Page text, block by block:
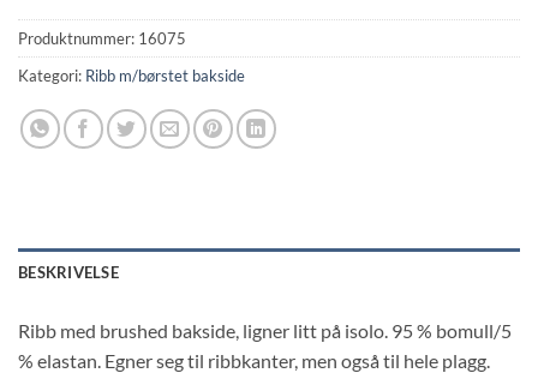
Produktnummer: 16075
Kategori: Ribb m/børstet bakside
BESKRIVELSE
Ribb med brushed bakside, ligner litt på isolo. 95 % bomull/5
% elastan. Egner seg til ribbkanter, men også til hele plagg.